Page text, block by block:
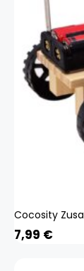
7,99 €